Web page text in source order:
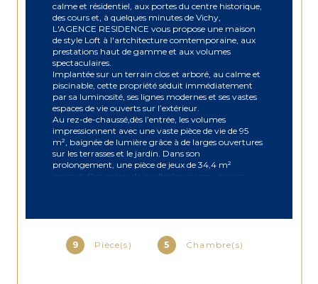
9 Pièce(s) 5 Chambre(s)
calme et résidentiel, aux portes du centre historique,
des cours et, à quelques minutes de Vichy,
L'AGENCE RESIDENCE vous propose une maison
de style Loft à l'artchitecture comtemporaine, aux
prestations haut de gamme et aux volumes
spectaculaires.
Implantée sur un terrain clos et arboré, au calme et
piscinable, cette propriété séduit immédiatement
par sa luminosité, ses lignes modernes et ses vastes
espaces de vie ouverts sur l’extérieur.
Au rez-de-chaussé,dès l’entrée, les volumes
impressionnent avec une vaste pièce de vie de 95
m², baignée de lumière grâce à de larges ouvertures
sur les terrasses et le jardin. Dans son
prolongement, une pièce de jeux de 34,4 m²
permet d’imaginer de multiples usages : espace
parentale avec dressing et salle d’eau privative, un
avec accès direct à la maison. À l’étage Une élégante
mezzanine ouverte distribue, 3 grandes chambres